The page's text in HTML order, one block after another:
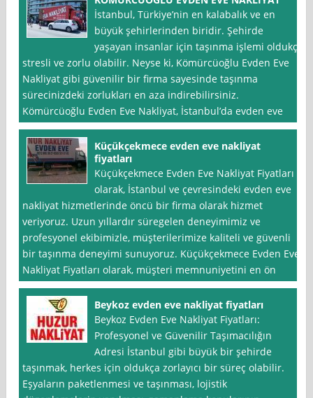
İstanbul, Türkiye’nin en kalabalık ve en
büyük şehirlerinden biridir. Şehirde
yaşayan insanlar için taşınma işlemi oldukça
stresli ve zorlu olabilir. Neyse ki, Kömürcüoğlu Evden Eve
Nakliyat gibi güvenilir bir firma sayesinde taşınma
sürecinizdeki zorlukları en aza indirebilirsiniz.
Kömürcüoğlu Evden Eve Nakliyat, İstanbul’da evden eve
Küçükçekmece evden eve nakliyat
fiyatları
Küçükçekmece Evden Eve Nakliyat Fiyatları
olarak, İstanbul ve çevresindeki evden eve
nakliyat hizmetlerinde öncü bir firma olarak hizmet
veriyoruz. Uzun yıllardır süregelen deneyimimiz ve
profesyonel ekibimizle, müşterilerimize kaliteli ve güvenli
bir taşınma deneyimi sunuyoruz. Küçükçekmece Evden Eve
Nakliyat Fiyatları olarak, müşteri memnuniyetini en ön
Beykoz evden eve nakliyat fiyatları
Beykoz Evden Eve Nakliyat Fiyatları:
Profesyonel ve Güvenilir Taşımacılığın
Adresi İstanbul gibi büyük bir şehirde
taşınmak, herkes için oldukça zorlayıcı bir süreç olabilir.
Eşyaların paketlenmesi ve taşınması, lojistik